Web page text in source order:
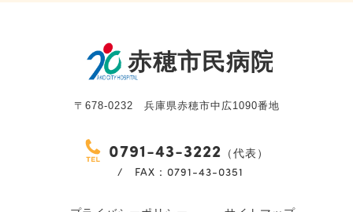
〒678-0232 兵庫県赤穂市中広1090番地
0791-43-3222 （代表）
/ FAX：0791-43-0351